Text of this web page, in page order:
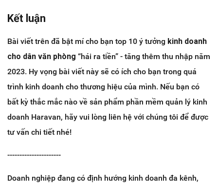
Kết luận
Bài viết trên đã bật mí cho bạn top 10 ý tưởng kinh doanh
cho dân văn phòng “hái ra tiền” - tăng thêm thu nhập năm
2023. Hy vọng bài viết này sẽ có ích cho bạn trong quá
trình kinh doanh cho thương hiệu của mình. Nếu bạn có
bất kỳ thắc mắc nào về sản phẩm phần mềm quản lý kinh
doanh Haravan, hãy vui lòng liên hệ với chúng tôi để được
tư vấn chi tiết nhé!
----------------------
Doanh nghiệp đang có định hướng kinh doanh đa kênh,